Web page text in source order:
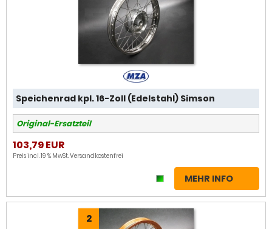
Speichenrad kpl. 16-Zoll (Edelstahl) Simson
Original-Ersatzteil
103,79 EUR
Preis incl. 19 % MwSt.Versandkostenfrei
MEHR INFO
2